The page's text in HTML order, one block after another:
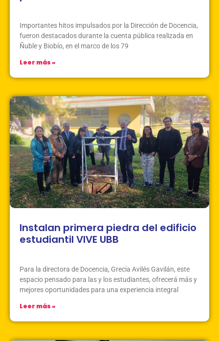
Importantes hitos impulsados por la Dirección de Docencia,
fueron destacados durante la cuenta pública realizada en
Ñuble y Biobío, en el marco de los 79
Leer más »
Instalan primera piedra del edificio
estudiantil VIVE UBB
Para la directora de Docencia, Grecia Avilés Gavilán, este
espacio pensado para las y los estudiantes, ofrecerá más y
mejores oportunidades para una experiencia integral
Leer más »